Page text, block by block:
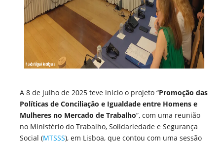
A 8 de julho de 2025 teve início o projeto “Promoção das
Políticas de Conciliação e Igualdade entre Homens e
Mulheres no Mercado de Trabalho”, com uma reunião
no Ministério do Trabalho, Solidariedade e Segurança
Social (MTSSS), em Lisboa, que contou com uma sessão